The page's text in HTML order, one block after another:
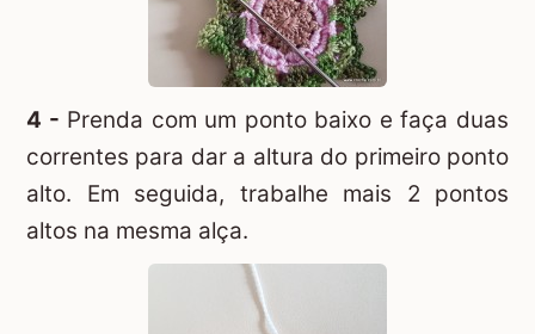
4 - Prenda com um ponto baixo e faça duas
correntes para dar a altura do primeiro ponto
alto. Em seguida, trabalhe mais 2 pontos
altos na mesma alça.